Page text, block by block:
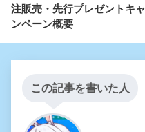
注販売・先行プレゼントキャ
ンペーン概要
この記事を書いた人